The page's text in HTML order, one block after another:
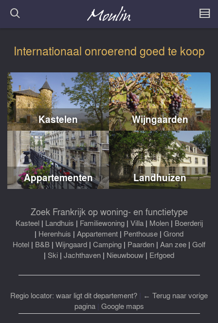
Internationaal onroerend goed te koop
Kastelen Wijngaarden
Appartementen Landhuizen
Zoek Frankrijk op woning- en functietype
Kasteel| Landhuis | Familiewoning| Villa| Molen| Boerderij
| Herenhuis | Appartement | Penthouse | Grond
Hotel | B&B | Wijngaard | Camping | Paarden | Aan zee | Golf
| Ski | Jachthaven | Nieuwbouw | Erfgoed
Regio locator: waar ligt dit departement?
← Terug naar vorige
pagina| Google maps